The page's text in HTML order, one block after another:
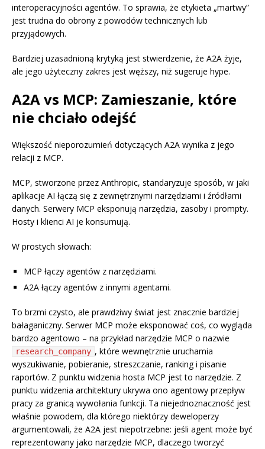
interoperacyjności agentów. To sprawia, że etykieta „martwy”
jest trudna do obrony z powodów technicznych lub
przyjądowych.
Bardziej uzasadnioną krytyką jest stwierdzenie, że A2A żyje,
ale jego użyteczny zakres jest węższy, niż sugeruje hype.
A2A vs MCP: Zamieszanie, które
nie chciało odejść
Większość nieporozumień dotyczących A2A wynika z jego
relacji z MCP.
MCP, stworzone przez Anthropic, standaryzuje sposób, w jaki
aplikacje AI łączą się z zewnętrznymi narzędziami i źródłami
danych. Serwery MCP eksponują narzędzia, zasoby i prompty.
Hosty i klienci AI je konsumują.
W prostych słowach:
MCP łączy agentów z narzędziami.
A2A łączy agentów z innymi agentami.
To brzmi czysto, ale prawdziwy świat jest znacznie bardziej
bałaganiczny. Serwer MCP może eksponować coś, co wygląda
bardzo agentowo – na przykład narzędzie MCP o nazwie
research_company , które wewnętrznie uruchamia
wyszukiwanie, pobieranie, streszczanie, ranking i pisanie
raportów. Z punktu widzenia hosta MCP jest to narzędzie. Z
punktu widzenia architektury ukrywa ono agentowy przepływ
pracy za granicą wywołania funkcji. Ta niejednoznaczność jest
właśnie powodem, dla którego niektórzy deweloperzy
argumentowali, że A2A jest niepotrzebne: jeśli agent może być
reprezentowany jako narzędzie MCP, dlaczego tworzyć